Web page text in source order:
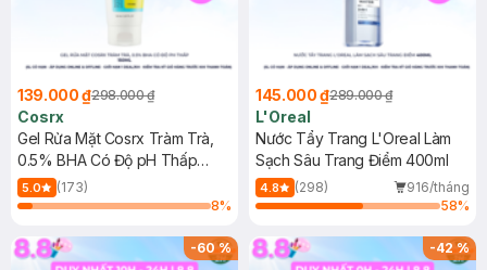
139.000 ₫298.000 ₫
Cosrx
Gel Rửa Mặt Cosrx Tràm Trà,
0.5% BHA Có Độ pH Thấp
150ml
5.0
(173)
8%
145.000 ₫289.000 ₫
L'Oreal
Nước Tẩy Trang L'Oreal Làm
Sạch Sâu Trang Điểm 400ml
4.8 (298)
916/tháng
58%
-60% -42%